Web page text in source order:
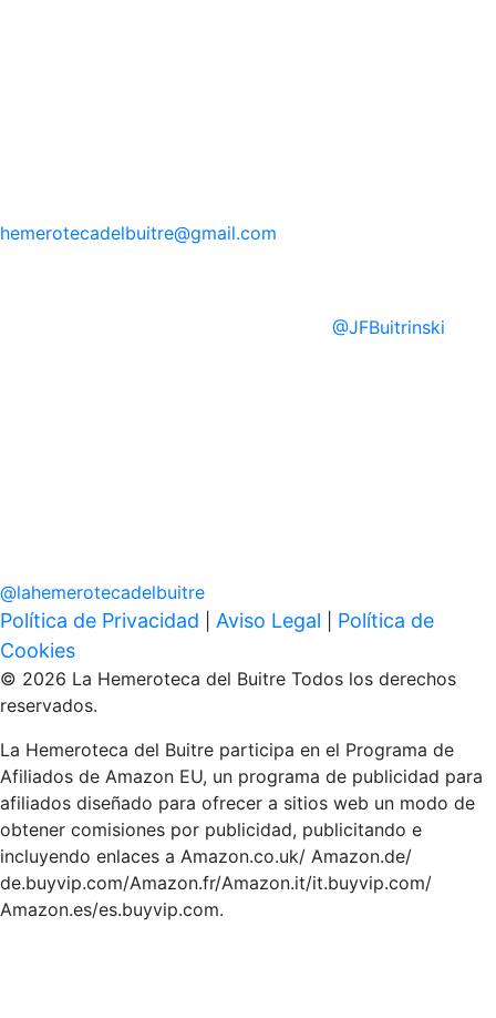
hemerotecadelbuitre@gmail.com
@JFBuitrinski
@lahemerotecadelbuitre
Política de Privacidad Aviso Legal
Política de
Cookies
© 2026 La Hemeroteca del Buitre Todos los derechos
reservados.
La Hemeroteca del Buitre participa en el Programa de
Afiliados de Amazon EU, un programa de publicidad para
afiliados diseñado para ofrecer a sitios web un modo de
obtener comisiones por publicidad, publicitando e
incluyendo enlaces a Amazon.co.uk/ Amazon.de/
de.buyvip.com/Amazon.fr/Amazon.it/it.buyvip.com/
Amazon.es/es.buyvip.com.